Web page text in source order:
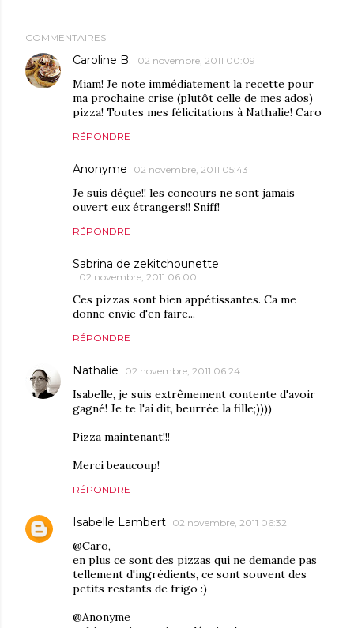
COMMENTAIRES
Caroline B. 02 novembre, 2011 00:09
Miam! Je note immédiatement la recette pour
ma prochaine crise (plutôt celle de mes ados)
pizza! Toutes mes félicitations à Nathalie! Caro
RÉPONDRE
Anonyme 02 novembre, 2011 05:43
Je suis déçue!! les concours ne sont jamais
ouvert eux étrangers!! Sniff!
RÉPONDRE
Sabrina de zekitchounette
02 novembre, 2011 06:00
Ces pizzas sont bien appétissantes. Ca me
donne envie d'en faire...
RÉPONDRE
Nathalie 02 novembre, 2011 06:24
Isabelle, je suis extrêmement contente d'avoir
gagné! Je te l'ai dit, beurrée la fille;))))
Pizza maintenant!!!
Merci beaucoup!
RÉPONDRE
Isabelle Lambert 02 novembre, 2011 06:32
@Caro,
en plus ce sont des pizzas qui ne demande pas
tellement d'ingrédients, ce sont souvent des
petits restants de frigo :)
@Anonyme